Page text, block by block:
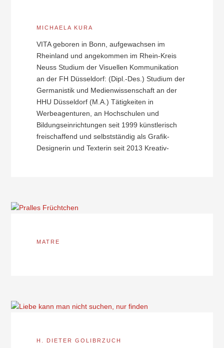
MICHAELA KURA
VITA geboren in Bonn, aufgewachsen im
Rheinland und angekommen im Rhein-Kreis
Neuss Studium der Visuellen Kommunikation
an der FH Düsseldorf: (Dipl.-Des.) Studium der
Germanistik und Medienwissenschaft an der
HHU Düsseldorf (M.A.) Tätigkeiten in
Werbeagenturen, an Hochschulen und
Bildungseinrichtungen seit 1999 künstlerisch
freischaffend und selbstständig als Grafik-
Designerin und Texterin seit 2013 Kreativ-
MATRE
H. DIETER GOLIBRZUCH